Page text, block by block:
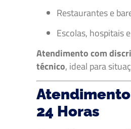
Restaurantes e
Escolas, hospitais
Atendimento com
técnico, ideal para
24 Horas